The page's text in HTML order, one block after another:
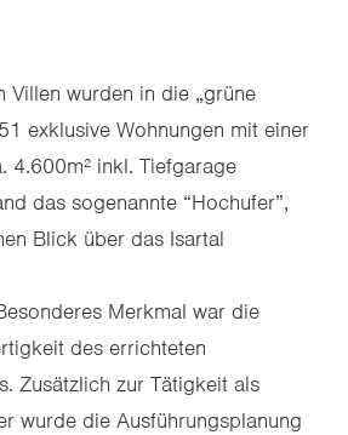
Villen wurden in die „grüne
exklusive Wohnungen mit einer
4.600m² inkl. Tiefgarage
das sogenannte “Hochufer”,
Blick über das Isartal
Merkmal war die
des errichteten
Zusätzlich zur Tätigkeit als
wurde die Ausführungsplanung